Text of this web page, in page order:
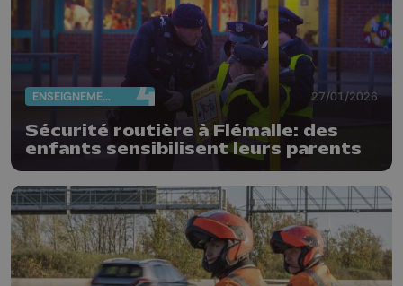
ENSEIGNEMENT 27/01/2026
Sécurité routière à Flémalle: des
enfants sensibilisent leurs parents